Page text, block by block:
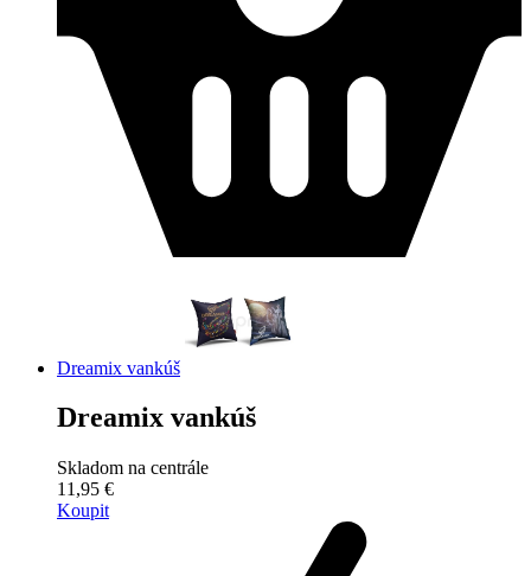
Dreamix vankúš
Dreamix vankúš
Skladom na centrále
11,95 €
Koupit